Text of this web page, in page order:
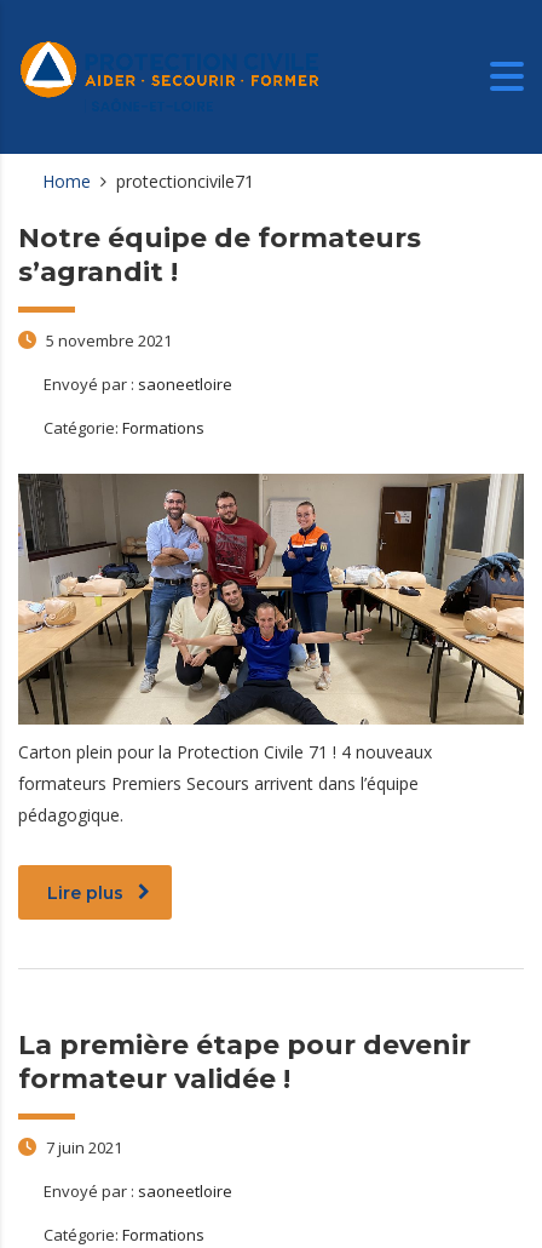
Home protectioncivile71
Notre équipe de formateurs
s’agrandit !
5 novembre 2021
Envoyé par : saoneetloire
Catégorie: Formations
Carton plein pour la Protection Civile 71 ! 4 nouveaux
formateurs Premiers Secours arrivent dans l’équipe
pédagogique.
Lire plus
La première étape pour devenir
formateur validée !
7 juin 2021
Envoyé par : saoneetloire
Catégorie: Formations